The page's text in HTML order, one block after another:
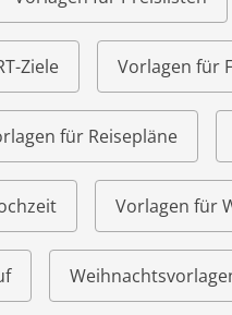
Ziele Vorlagen für
für Reisepläne
Vorlagen für